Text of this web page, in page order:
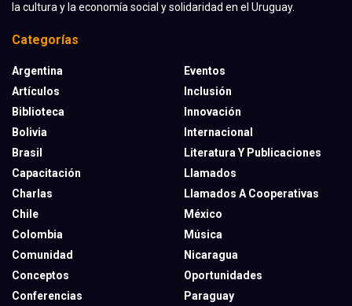
la cultura y la economía social y solidaridad en el Uruguay.
Categorías
Argentina
Artículos
Biblioteca
Bolivia
Brasil
Capacitación
Charlas
Chile
Colombia
Comunidad
Conceptos
Conferencias
Eventos
Inclusión
Innovación
Internacional
Literatura Y Publicaciones
Llamados
Llamados A Cooperativas
México
Música
Nicaragua
Oportunidades
Paraguay